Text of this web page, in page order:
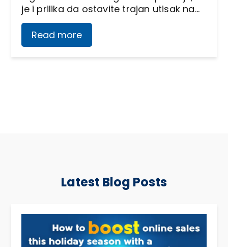
je i prilika da ostavite trajan utisak na…
Read more
Latest Blog Posts